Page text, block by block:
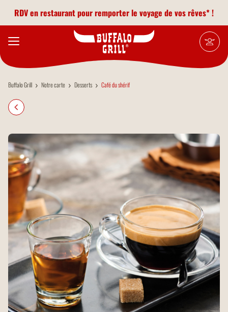
RDV en restaurant pour remporter le voyage de vos rêves* !
Buffalo Grill Notre carte Desserts Café du shérif